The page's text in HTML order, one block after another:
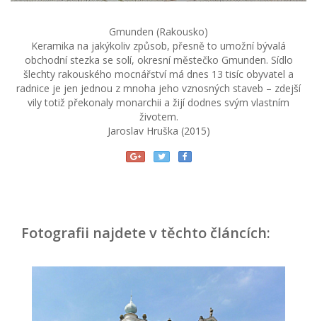
Gmunden (Rakousko)
Keramika na jakýkoliv způsob, přesně to umožní bývalá
obchodní stezka se solí, okresní městečko Gmunden. Sídlo
šlechty rakouského mocnářství má dnes 13 tisíc obyvatel a
radnice je jen jednou z mnoha jeho vznosných staveb – zdejší
vily totiž překonaly monarchii a žijí dodnes svým vlastním
životem.
Jaroslav Hruška (2015)
Fotografii najdete v těchto článcích: